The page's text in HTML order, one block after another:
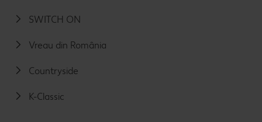
SWITCH ON
Vreau din România
Countryside
K-Classic